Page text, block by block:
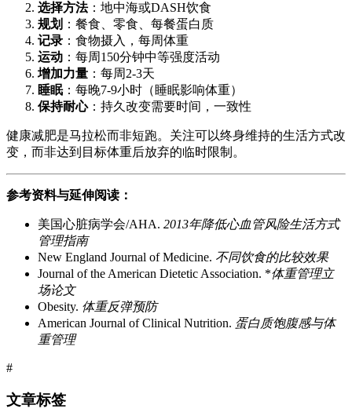
选择方法：地中海或DASH饮食
规划 ：餐食、零食、每餐蛋白质
记录 ：食物摄入，每周体重
运动 ：每周150分钟中等强度活动
增加力量 ：每周2-3天
睡眠：每晚7-9小时（睡眠影响体重）
保持耐心：持久改变需要时间，一致性
健康减肥是马拉松而非短跑。关注可以终身维持的生活方式改
变，而非达到目标体重后放弃的临时限制。
参考资料与延伸阅读：
美国心脏病学会/AHA. 2013年降低心血管风险生活方式
管理指南
New England Journal of Medicine. 不同饮食的比较效果
Journal of the American Dietetic Association. *体重管理立
场论文
Obesity. 体重反弹预防
American Journal of Clinical Nutrition. 蛋白质饱腹感与体
重管理
#
文章标签